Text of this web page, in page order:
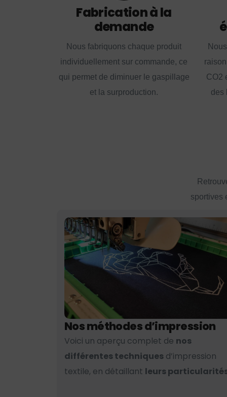
Fabrication à la
demande
Nous fabriquons chaque produit
individuellement sur commande, ce
qui permet de diminuer le gaspillage
et la surproduction.
CO2
des
sportives
Nos méthodes d’impression
Voici un aperçu complet de nos
différentes techniques d’impression
textile, en détaillant leurs